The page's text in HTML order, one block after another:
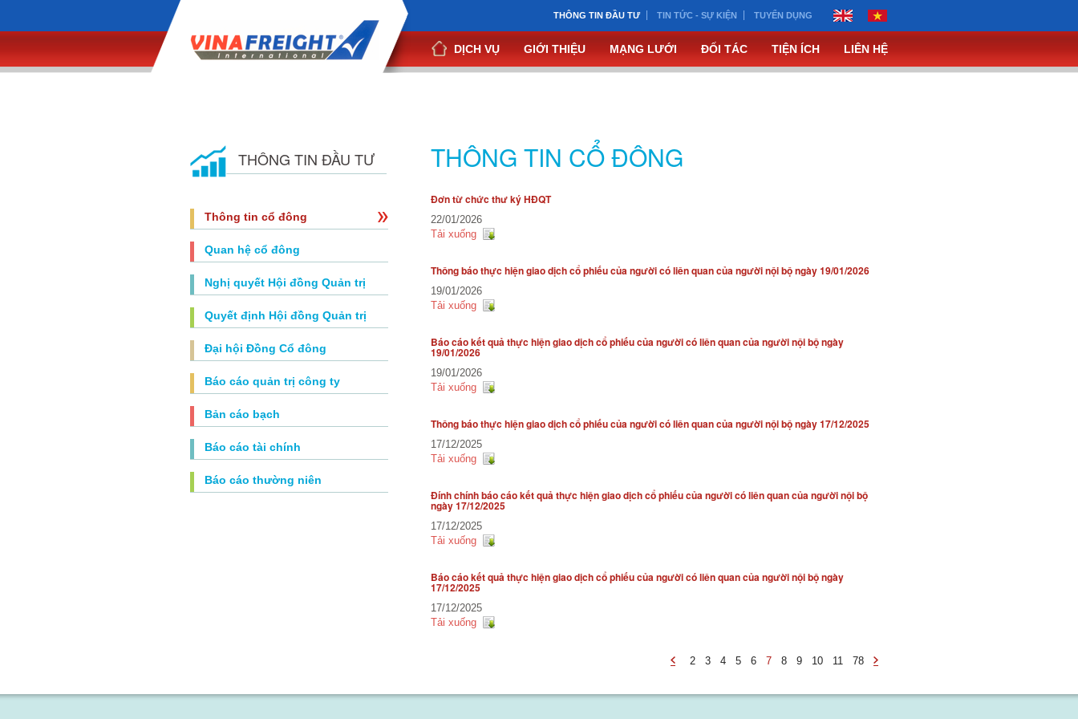
THÔNG TIN ĐẦU TƯ TIN TỨC - SỰ KIỆN TUYỂN DỤNG
DỊCH VỤ GIỚI THIỆU MẠNG LƯỚI ĐỐI TÁC TIỆN ÍCH LIÊN HỆ
THÔNG TIN ĐẦU TƯ
Thông tin cổ đông
Quan hệ cổ đông
Nghị quyết Hội đồng Quản trị
Quyết định Hội đồng Quản trị
Đại hội Đồng Cổ đông
Báo cáo quản trị công ty
Bản cáo bạch
Báo cáo tài chính
Báo cáo thường niên
THÔNG TIN CỔ ĐÔNG
Đơn từ chức thư ký HĐQT
22/01/2026
Tải xuống
Thông báo thực hiện giao dịch cổ phiếu của người có liên quan của người nội bộ ngày 19/01/2026
19/01/2026
Tải xuống
Báo cáo kết quả thực hiện giao dịch cổ phiếu của người có liên quan của người nội bộ ngày
19/01/2026
19/01/2026
Tải xuống
Thông báo thực hiện giao dịch cổ phiếu của người có liên quan của người nội bộ ngày 17/12/2025
17/12/2025
Tải xuống
Đính chính báo cáo kết quả thực hiện giao dịch cổ phiếu của người có liên quan của người nội bộ
ngày 17/12/2025
17/12/2025
Tải xuống
Báo cáo kết quả thực hiện giao dịch cổ phiếu của người có liên quan của người nội bộ ngày
17/12/2025
17/12/2025
Tải xuống
2 3 4 5 6 7 8 9 10 11
78